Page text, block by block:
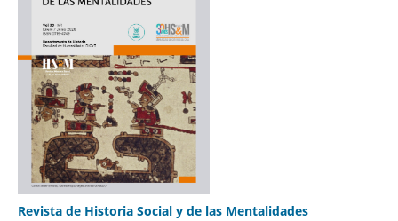
Revista de Historia Social y de las Mentalidades